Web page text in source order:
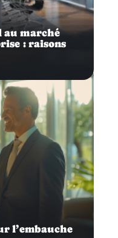
marché
: raisons
l’embauche